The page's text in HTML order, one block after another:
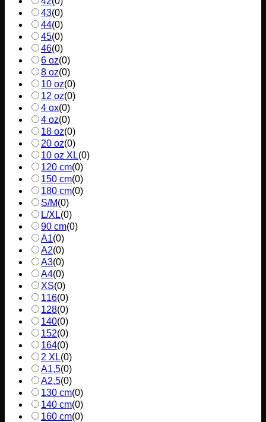
43(0)
44(0)
45(0)
46(0)
6 oz(0)
8 oz(0)
10 oz(0)
12 oz(0)
4 ox(0)
4 oz(0)
18 oz(0)
20 oz(0)
10 oz XL(0)
120 cm(0)
150 cm(0)
180 cm(0)
S/M(0)
L/XL(0)
90 cm(0)
A1(0)
A2(0)
A3(0)
A4(0)
XS(0)
116(0)
128(0)
140(0)
152(0)
164(0)
2 XL(0)
A1,5(0)
A2,5(0)
130 cm(0)
140 cm(0)
160 cm(0)